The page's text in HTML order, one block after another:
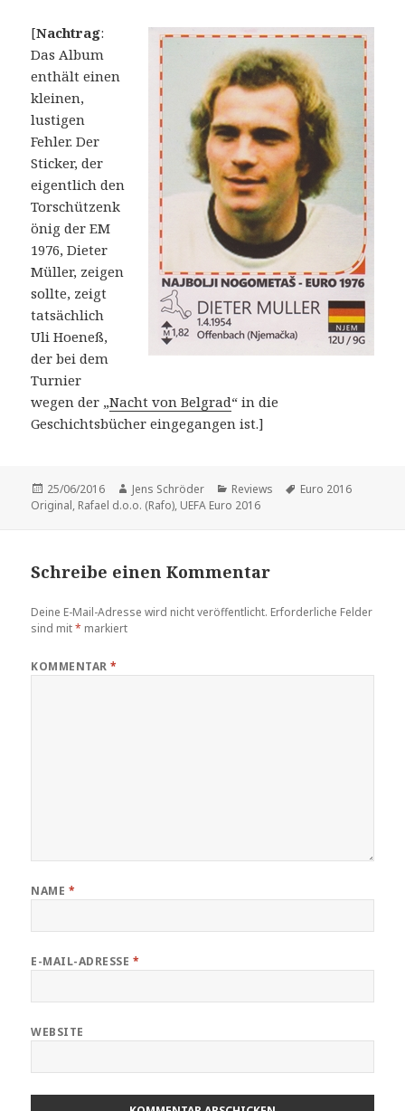
[Nachtrag:
Das Album
enthält einen
kleinen,
lustigen
Fehler. Der
Sticker, der
eigentlich den
Torschützenk
önig der EM
1976, Dieter
Müller, zeigen
sollte, zeigt
tatsächlich
Uli Hoeneß,
der bei dem
Turnier
wegen der „Nacht von Belgrad“ in die
Geschichtsbücher eingegangen ist.]
Veröffentlicht
am
25/06/2016 Autor
Jens Schröder Kategorien
Reviews Schlagwörter
Euro 2016
Original, Rafael d.o.o. (Rafo), UEFA Euro 2016
Schreibe einen Kommentar
Deine E-Mail-Adresse wird nicht veröffentlicht. Erforderliche Felder
sind mit* markiert
KOMMENTAR*
NAME *
E-MAIL-ADRESSE *
WEBSITE